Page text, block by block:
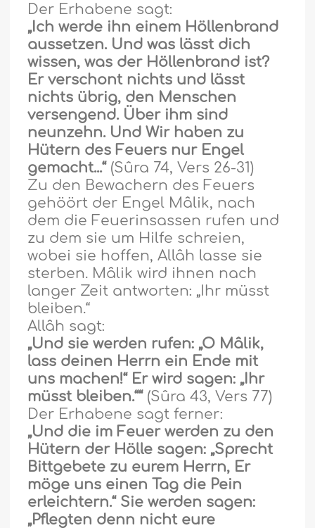
Der Erhabene sagt:
„Ich werde ihn einem Höllenbrand
aussetzen. Und was lässt dich
wissen, was der Höllenbrand ist?
Er verschont nichts und lässt
nichts übrig, den Menschen
versengend. Über ihm sind
neunzehn. Und Wir haben zu
Hütern des Feuers nur Engel
gemacht...“ (Sûra 74, Vers 26-31)
Zu den Bewachern des Feuers
gehöört der Engel Mâlik, nach
dem die Feuerinsassen rufen und
zu dem sie um Hilfe schreien,
wobei sie hoffen, Allâh lasse sie
sterben. Mâlik wird ihnen nach
langer Zeit antworten: „Ihr müsst
bleiben.“
Allâh sagt:
„Und sie werden rufen: „O Mâlik,
lass deinen Herrn ein Ende mit
uns machen!“ Er wird sagen: „Ihr
müsst bleiben.““ (Sûra 43, Vers 77)
Der Erhabene sagt ferner:
„Und die im Feuer werden zu den
Hütern der Hölle sagen: „Sprecht
Bittgebete zu eurem Herrn, Er
möge uns einen Tag die Pein
erleichtern.“ Sie werden sagen:
„Pflegten denn nicht eure